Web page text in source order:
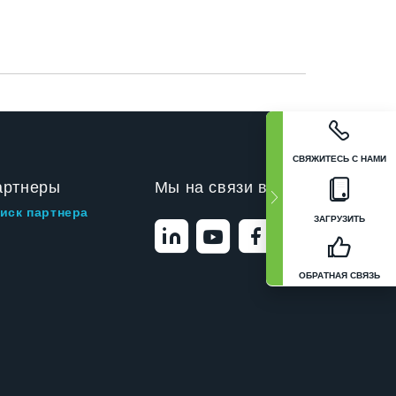
СВЯЖИТЕСЬ С НАМИ
ЗАГРУЗИТЬ
ОБРАТНАЯ СВЯЗЬ
партнера
Мы на связи в